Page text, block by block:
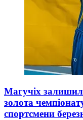
Магучіх
золота
спортсмени